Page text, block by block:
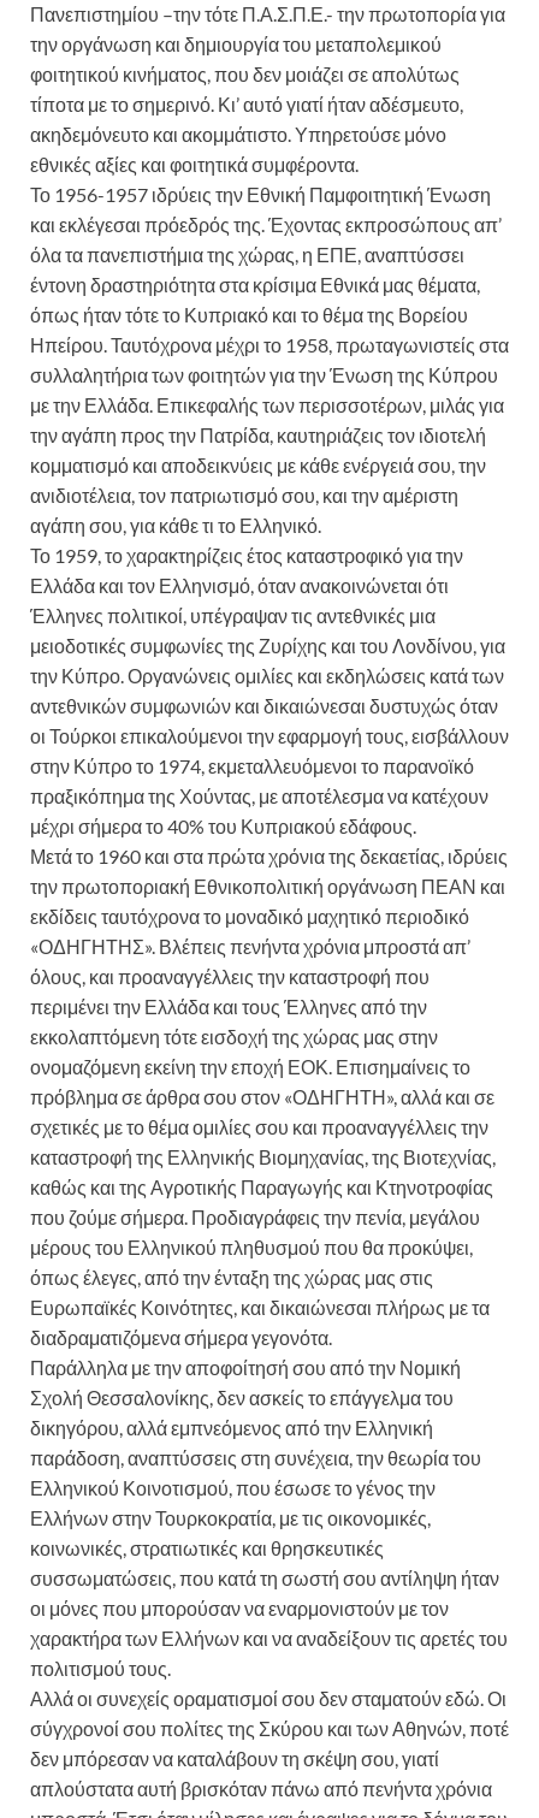
Πανεπιστημίου –την τότε Π.Α.Σ.Π.Ε.- την πρωτοπορία για
την οργάνωση και δημιουργία του μεταπολεμικού
φοιτητικού κινήματος, που δεν μοιάζει σε απολύτως
τίποτα με το σημερινό. Κι’ αυτό γιατί ήταν αδέσμευτο,
ακηδεμόνευτο και ακομμάτιστο. Υπηρετούσε μόνο
εθνικές αξίες και φοιτητικά συμφέροντα.
Το 1956-1957 ιδρύεις την Εθνική Παμφοιτητική Ένωση
και εκλέγεσαι πρόεδρός της. Έχοντας εκπροσώπους απ’
όλα τα πανεπιστήμια της χώρας, η ΕΠΕ, αναπτύσσει
έντονη δραστηριότητα στα κρίσιμα Εθνικά μας θέματα,
όπως ήταν τότε το Κυπριακό και το θέμα της Βορείου
Ηπείρου. Ταυτόχρονα μέχρι το 1958, πρωταγωνιστείς στα
συλλαλητήρια των φοιτητών για την Ένωση της Κύπρου
με την Ελλάδα. Επικεφαλής των περισσοτέρων, μιλάς για
την αγάπη προς την Πατρίδα, καυτηριάζεις τον ιδιοτελή
κομματισμό και αποδεικνύεις με κάθε ενέργειά σου, την
ανιδιοτέλεια, τον πατριωτισμό σου, και την αμέριστη
αγάπη σου, για κάθε τι το Ελληνικό.
Το 1959, το χαρακτηρίζεις έτος καταστροφικό για την
Ελλάδα και τον Ελληνισμό, όταν ανακοινώνεται ότι
Έλληνες πολιτικοί, υπέγραψαν τις αντεθνικές μια
μειοδοτικές συμφωνίες της Ζυρίχης και του Λονδίνου, για
την Κύπρο. Οργανώνεις ομιλίες και εκδηλώσεις κατά των
αντεθνικών συμφωνιών και δικαιώνεσαι δυστυχώς όταν
οι Τούρκοι επικαλούμενοι την εφαρμογή τους, εισβάλλουν
στην Κύπρο το 1974, εκμεταλλευόμενοι το παρανοϊκό
πραξικόπημα της Χούντας, με αποτέλεσμα να κατέχουν
μέχρι σήμερα το 40% του Κυπριακού εδάφους.
Μετά το 1960 και στα πρώτα χρόνια της δεκαετίας, ιδρύεις
την πρωτοποριακή Εθνικοπολιτική οργάνωση ΠΕΑΝ και
εκδίδεις ταυτόχρονα το μοναδικό μαχητικό περιοδικό
«ΟΔΗΓΗΤΗΣ». Βλέπεις πενήντα χρόνια μπροστά απ’
όλους, και προαναγγέλλεις την καταστροφή που
περιμένει την Ελλάδα και τους Έλληνες από την
εκκολαπτόμενη τότε εισδοχή της χώρας μας στην
ονομαζόμενη εκείνη την εποχή ΕΟΚ. Επισημαίνεις το
πρόβλημα σε άρθρα σου στον «ΟΔΗΓΗΤΗ», αλλά και σε
σχετικές με το θέμα ομιλίες σου και προαναγγέλλεις την
καταστροφή της Ελληνικής Βιομηχανίας, της Βιοτεχνίας,
καθώς και της Αγροτικής Παραγωγής και Κτηνοτροφίας
που ζούμε σήμερα. Προδιαγράφεις την πενία, μεγάλου
μέρους του Ελληνικού πληθυσμού που θα προκύψει,
όπως έλεγες, από την ένταξη της χώρας μας στις
Ευρωπαϊκές Κοινότητες, και δικαιώνεσαι πλήρως με τα
διαδραματιζόμενα σήμερα γεγονότα.
Παράλληλα με την αποφοίτησή σου από την Νομική
Σχολή Θεσσαλονίκης, δεν ασκείς το επάγγελμα του
δικηγόρου, αλλά εμπνεόμενος από την Ελληνική
παράδοση, αναπτύσσεις στη συνέχεια, την θεωρία του
Ελληνικού Κοινοτισμού, που έσωσε το γένος την
Ελλήνων στην Τουρκοκρατία, με τις οικονομικές,
κοινωνικές, στρατιωτικές και θρησκευτικές
συσσωματώσεις, που κατά τη σωστή σου αντίληψη ήταν
οι μόνες που μπορούσαν να εναρμονιστούν με τον
χαρακτήρα των Ελλήνων και να αναδείξουν τις αρετές του
πολιτισμού τους.
Αλλά οι συνεχείς οραματισμοί σου δεν σταματούν εδώ. Οι
σύγχρονοί σου πολίτες της Σκύρου και των Αθηνών, ποτέ
δεν μπόρεσαν να καταλάβουν τη σκέψη σου, γιατί
απλούστατα αυτή βρισκόταν πάνω από πενήντα χρόνια